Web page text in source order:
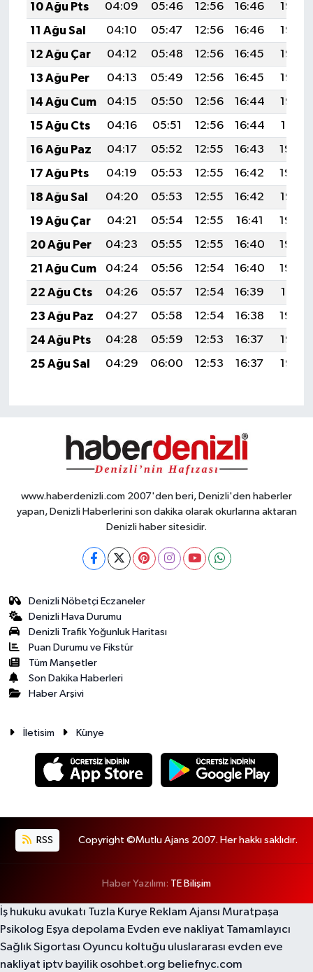
10 Ağu Pts
04:09 05:46 12:56 16:46
19:57
11 Ağu Sal
04:10 05:47 12:56 16:46
19:56
12 Ağu Çar
04:12 05:48 12:56 16:45
19:55
13 Ağu Per
04:13 05:49 12:56 16:45
19:53
14 Ağu Cum
04:15 05:50 12:56 16:44
19:52
15 Ağu Cts
04:16 05:51 12:56 16:44
19:51
16 Ağu Paz
04:17 05:52 12:55 16:43
19:49
17 Ağu Pts
04:19 05:53 12:55 16:42
19:48
18 Ağu Sal
04:20 05:53 12:55 16:42
19:47
19 Ağu Çar
04:21 05:54 12:55 16:41
19:45
20 Ağu Per
04:23 05:55 12:55 16:40
19:44
21 Ağu Cum
04:24 05:56 12:54 16:40
19:42
22 Ağu Cts
04:26 05:57 12:54 16:39
19:41
23 Ağu Paz
04:27 05:58 12:54 16:38
19:39
24 Ağu Pts
04:28 05:59 12:53 16:37
19:38
25 Ağu Sal
04:29 06:00 12:53 16:37 19:36
www.haberdenizli.com 2007'den beri, Denizli'den haberler
yapan, Denizli Haberlerini son dakika olarak okurlarına aktaran
Denizli haber sitesidir.
Denizli Nöbetçi Eczaneler
Denizli Hava Durumu
Denizli Trafik Yoğunluk Haritası
Puan Durumu ve Fikstür
Tüm Manşetler
Son Dakika Haberleri
Haber Arşivi
İletisim Künye
RSS Copyright ©Mutlu Ajans 2007. Her hakkı saklıdır.
Haber Yazılımı: TE Bilişim
İş hukuku avukatı Tuzla Kurye Reklam Ajansı Muratpaşa
Psikolog Eşya depolama Evden eve nakliyat Tamamlayıcı
Sağlık Sigortası Oyuncu koltuğu uluslararası evden eve
nakliyat iptv bayilik osohbet.org beliefnyc.com